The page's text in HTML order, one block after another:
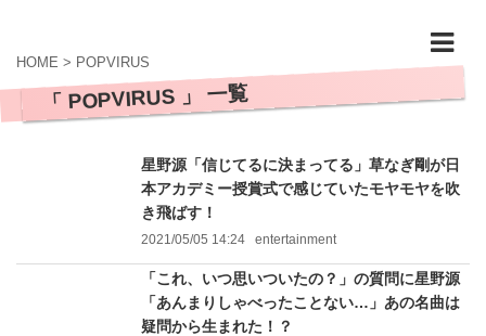
HOME > POPVIRUS
「 POPVIRUS 」 一覧
星野源「信じてるに決まってる」草なぎ剛が日
本アカデミー授賞式で感じていたモヤモヤを吹
き飛ばす！
2021/05/05 14:24 entertainment
「これ、いつ思いついたの？」の質問に星野源
「あんまりしゃべったことない…」あの名曲は
疑問から生まれた！？